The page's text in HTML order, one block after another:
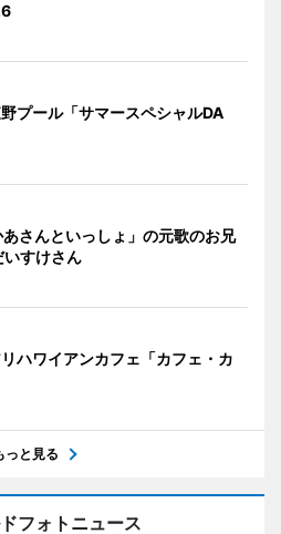
プール「サマースペシャルDA
さんといっしょ」の元歌のお兄
いすけさん
ハワイアンカフェ「カフェ・カ
っと見る
フォトニュース